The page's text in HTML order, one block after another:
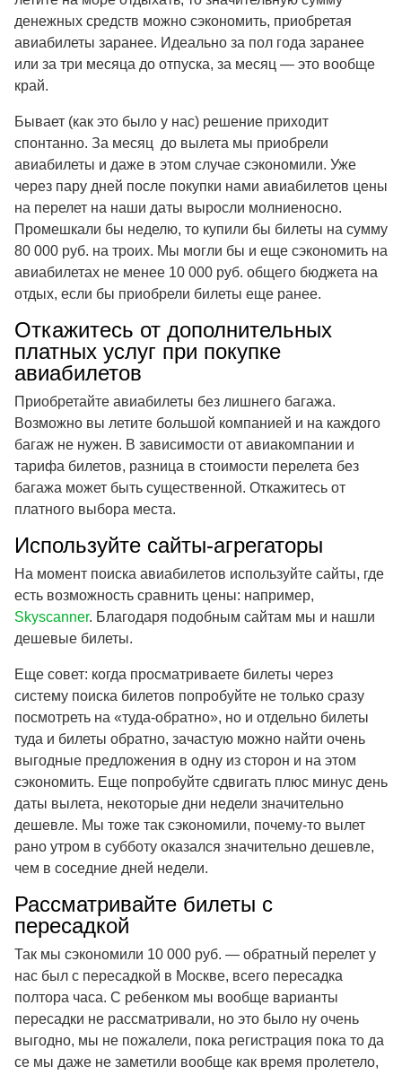
денежных средств можно сэкономить, приобретая
авиабилеты заранее. Идеально за пол года заранее
или за три месяца до отпуска, за месяц — это вообще
край.
Бывает (как это было у нас) решение приходит
спонтанно. За месяц до вылета мы приобрели
авиабилеты и даже в этом случае сэкономили. Уже
через пару дней после покупки нами авиабилетов цены
на перелет на наши даты выросли молниеносно.
Промешкали бы неделю, то купили бы билеты на сумму
80 000 руб. на троих. Мы могли бы и еще сэкономить на
авиабилетах не менее 10 000 руб. общего бюджета на
отдых, если бы приобрели билеты еще ранее.
Откажитесь от дополнительных
платных услуг при покупке
авиабилетов
Приобретайте авиабилеты без лишнего багажа.
Возможно вы летите большой компанией и на каждого
багаж не нужен. В зависимости от авиакомпании и
тарифа билетов, разница в стоимости перелета без
багажа может быть существенной. Откажитесь от
платного выбора места.
Используйте сайты-агрегаторы
На момент поиска авиабилетов используйте сайты, где
есть возможность сравнить цены: например,
Skyscanner. Благодаря подобным сайтам мы и нашли
дешевые билеты.
Еще совет: когда просматриваете билеты через
систему поиска билетов попробуйте не только сразу
посмотреть на «туда-обратно», но и отдельно билеты
туда и билеты обратно, зачастую можно найти очень
выгодные предложения в одну из сторон и на этом
сэкономить. Еще попробуйте сдвигать плюс минус день
даты вылета, некоторые дни недели значительно
дешевле. Мы тоже так сэкономили, почему-то вылет
рано утром в субботу оказался значительно дешевле,
чем в соседние дней недели.
Рассматривайте билеты с
пересадкой
Так мы сэкономили 10 000 руб. — обратный перелет у
нас был с пересадкой в Москве, всего пересадка
полтора часа. С ребенком мы вообще варианты
пересадки не рассматривали, но это было ну очень
выгодно, мы не пожалели, пока регистрация пока то да
се мы даже не заметили вообще как время пролетело,